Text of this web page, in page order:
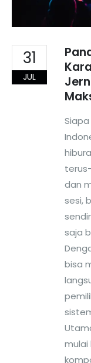
31
JUL
dan
sesi,
saja
bisa
mulai